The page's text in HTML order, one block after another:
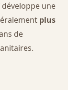
une
plus
de